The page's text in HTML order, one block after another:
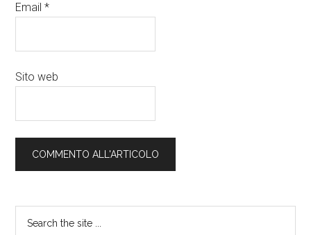
Email*
Sito web